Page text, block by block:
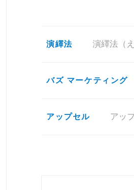
演繹法
バズ マーケティング
アップセル アッ